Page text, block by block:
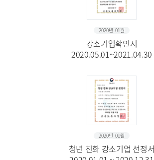
2020년 01월
강소기업확인서
2020.05.01~2021.04.30
2020년 01월
청년 친화 강소기업 선정서